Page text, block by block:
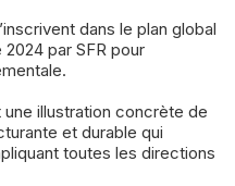
dans le plan global
par SFR pour
illustration concrète de
et durable qui
toutes les directions